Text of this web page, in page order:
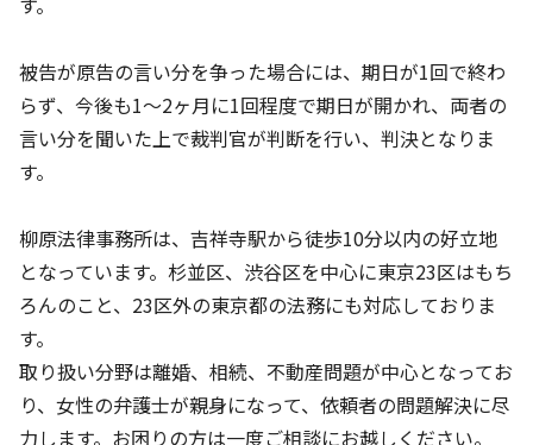
被告が原告の言い分を争った場合には、期日が1回で終わ
らず、今後も1～2ヶ月に1回程度で期日が開かれ、両者の
言い分を聞いた上で裁判官が判断を行い、判決となりま
す。
柳原法律事務所は、吉祥寺駅から徒歩10分以内の好立地
となっています。杉並区、渋谷区を中心に東京23区はもち
ろんのこと、23区外の東京都の法務にも対応しておりま
す。
取り扱い分野は離婚、相続、不動産問題が中心となってお
り、女性の弁護士が親身になって、依頼者の問題解決に尽
力します。お困りの方は一度ご相談にお越しください。